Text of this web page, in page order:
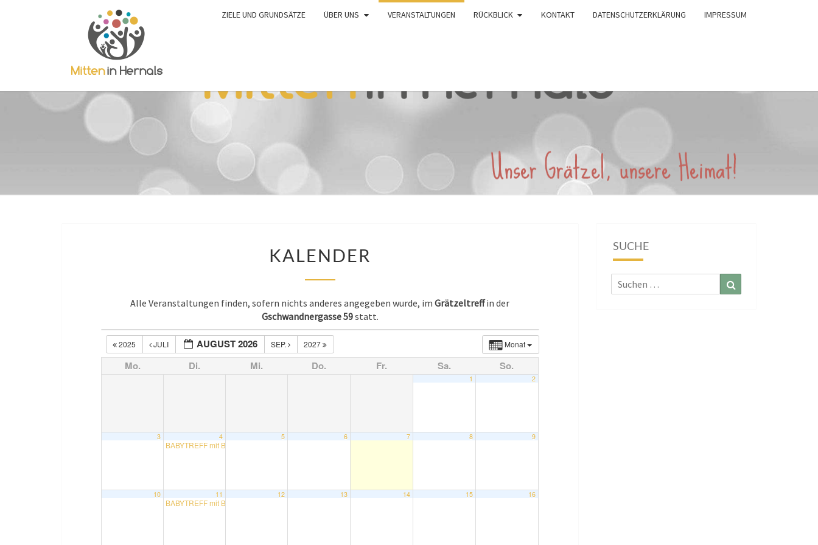
ZIELE UND GRUNDSÄTZE ÜBER UNS VERANSTALTUNGEN RÜCKBLICK KONTAKT DATENSCHUTZERKLÄRUNG IMPRESSUM
KALENDER
Alle Veranstaltungen finden, sofern nichts anderes angegeben wurde, imGrätzeltreffin der
Gschwandnergasse 59statt.
Monat
2025 JULI AUGUST 2026 SEP. 2027
Mo. Di. Mi. Do. Fr. Sa. So.
1 2
3 4
BABYTREFF mit Bettina
5 6 7 8 9
10 11
BABYTREFF mit Bettina
12 13 14 15 16
SUCHE
Suchen
nach: